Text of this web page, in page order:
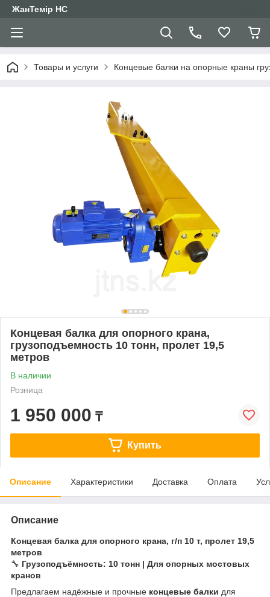
ЖанТемір НС
Товары и услуги Концевые балки на опорные краны
Концевая балка для опорного крана,
грузоподъемность 10 тонн, пролет 19,5
метров
В наличии
Розница
1 950 000 ₸
Купить
Описание Характеристики Доставка Оплата
Описание
Концевая балка для опорного крана, г/п 10 т, пролет 19,5
метров
🔧 Грузоподъёмность: 10 тонн | Для опорных мостовых
кранов
Предлагаем надёжные и прочные концевые балки для